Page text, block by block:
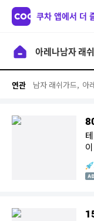
쿠차 앱에서 더
연관 남자 래쉬가드, 아